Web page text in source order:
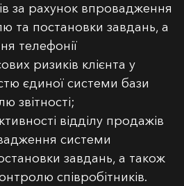
за рахунок впровадження
та постановки завдань, а
телефонії
ризиків клієнта у
єдиної системи бази
звітності;
відділу продажів
системи
завдань, а також
співробітників.